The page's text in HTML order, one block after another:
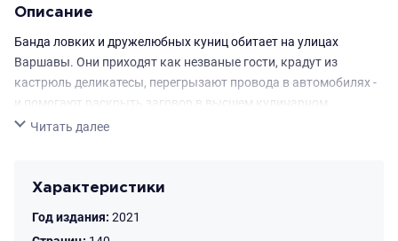
Описание
Банда ловких и дружелюбных куниц обитает на улицах
Варшавы. Они приходят как незваные гости, крадут из
кастрюль деликатесы, перегрызают провода в автомобилях -
и помогают раскрыть заговор в высшем кулинарном
обществе. А еще все герои - большие лакомки и прекрасно
пани Патриции (куницы) и пани Элизы (не куницы).
Свернуть
Читать далее
Характеристики
Год издания: 2021